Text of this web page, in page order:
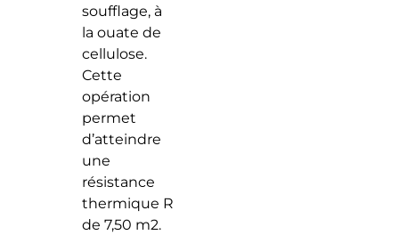
soufflage, à
la ouate de
cellulose.
Cette
opération
permet
d’atteindre
une
résistance
thermique R
de 7,50 m2.